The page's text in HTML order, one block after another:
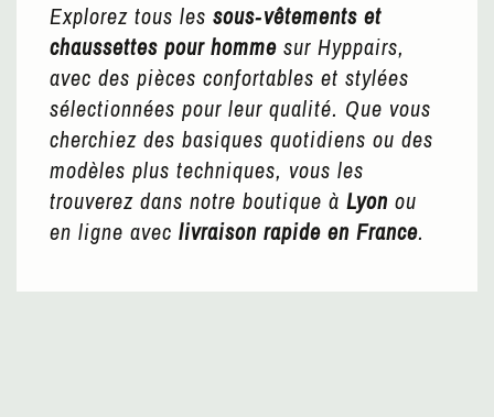
Explorez tous les sous‑vêtements et
chaussettes pour homme sur Hyppairs,
avec des pièces confortables et stylées
sélectionnées pour leur qualité. Que vous
cherchiez des basiques quotidiens ou des
modèles plus techniques, vous les
trouverez dans notre boutique à Lyon ou
en ligne avec livraison rapide en France.